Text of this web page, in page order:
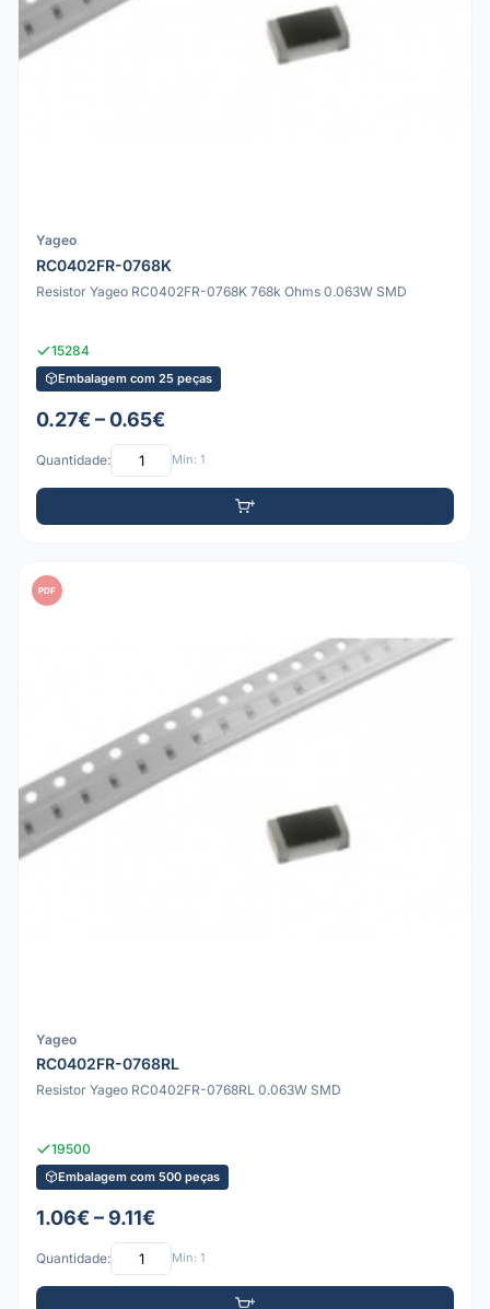
Yageo
RC0402FR-0768K
Resistor Yageo RC0402FR-0768K 768k Ohms 0.063W SMD
15284
Embalagem com 25 peças
0.27€ – 0.65€
Quantidade: Mín: 1
PDF
Yageo
RC0402FR-0768RL
Resistor Yageo RC0402FR-0768RL 0.063W SMD
19500
Embalagem com 500 peças
1.06€ – 9.11€
Quantidade: Mín: 1